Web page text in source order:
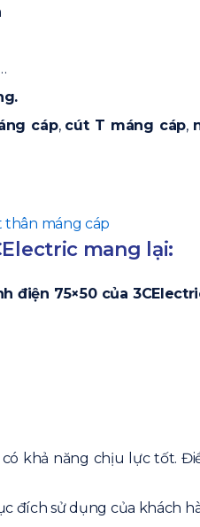
cáp, cút T máng cáp,
mang lại:
điện 75×50 của
khả năng chịu lực tốt.
đích sử dụng của khách